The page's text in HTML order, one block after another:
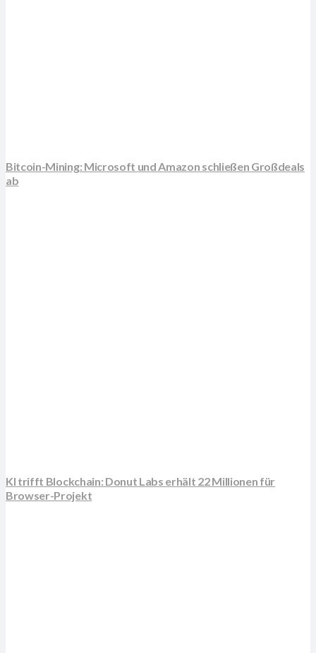
Bitcoin-Mining: Microsoft und Amazon schließen Großdeals
ab
KI trifft Blockchain: Donut Labs erhält 22 Millionen für
Browser-Projekt